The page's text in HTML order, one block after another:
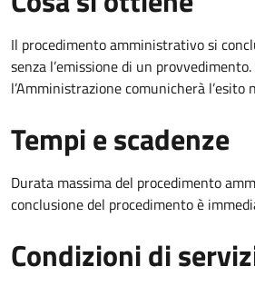
Il procedimento amministrativo si
senza l’emissione di un
l’Amministrazione comunicherà l’esito
Tempi e scadenze
Durata massima del procedimento
conclusione del procedimento è
Condizioni di